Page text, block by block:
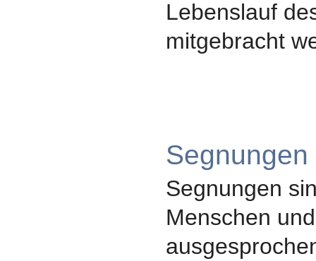
Lebenslauf
mitgebracht
Segnungen
Segnungen
Menschen